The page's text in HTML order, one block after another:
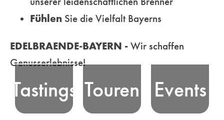
Fühlen Sie die Vielfalt Bayerns
EDELBRAENDE-BAYERN - Wir schaffen
Genusserlebnisse!
Tastings
Nehmen Sie an
unseren
moderierten
Tastings - in
ausgewählten
Locations oder
Touren
bayerischer
Edelbrand-
unseren
unterhaltsamen
Genusstouren
durch die
Events
Edelbrand-Kultur
Bayern! Wir
vermitteln und